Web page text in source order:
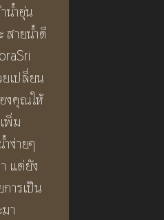
น้ำอุ่น
สายน้ำดี
เปลี่ยน
งคุณให้
พิ่ม
ง่ายๆ
แต่ยัง
ารเป็น
า